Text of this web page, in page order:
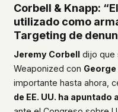
Corbell & Knapp:
utilizado como
Targeting de
Jeremy Corbelldijo que
Weaponized con George
importante hasta ahora,
de EE. UU. ha apuntado